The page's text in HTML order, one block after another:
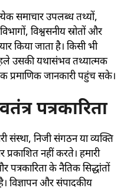
समाचार उपलब्ध तथ्यों,
विश्वसनीय स्रोतों और
किया जाता है। किसी भी
उसकी यथासंभव तथ्यात्मक
प्रमाणिक जानकारी पहुंच सके।
पत्रकारिता
संस्था, निजी संगठन या व्यक्ति
प्रकाशित नहीं करते। हमारी
के नैतिक सिद्धांतों
विज्ञापन और संपादकीय